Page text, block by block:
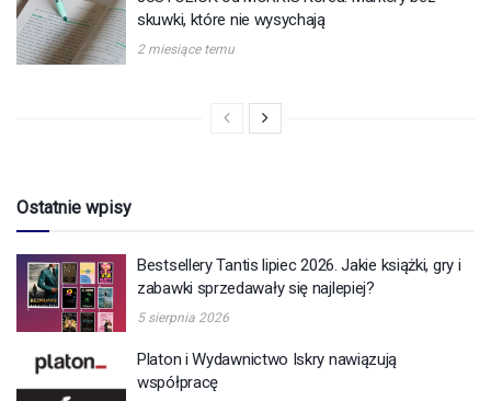
skuwki, które nie wysychają
2 miesiące temu
Ostatnie wpisy
Bestsellery Tantis lipiec 2026. Jakie książki, gry i
zabawki sprzedawały się najlepiej?
5 sierpnia 2026
Platon i Wydawnictwo Iskry nawiązują
współpracę